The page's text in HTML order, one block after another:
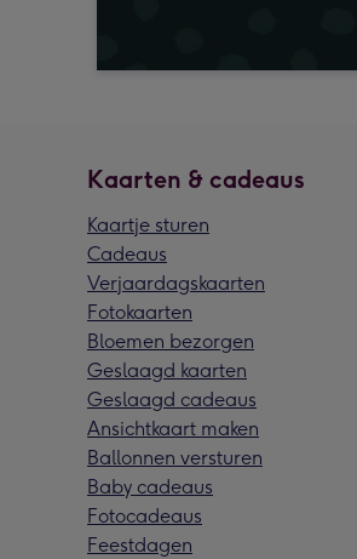
Kaarten & cadeaus
Kaartje sturen
Cadeaus
Verjaardagskaarten
Fotokaarten
Bloemen bezorgen
Geslaagd kaarten
Geslaagd cadeaus
Ansichtkaart maken
Ballonnen versturen
Baby cadeaus
Fotocadeaus
Feestdagen